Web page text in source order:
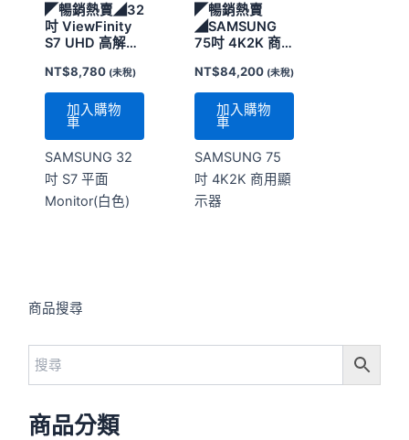
商品搜尋
商品分類
◤暢銷熱賣◢32
吋 ViewFinity
S7 UHD 高解析
S70D
NT$8,780 (未稅)
加入購物
車
SAMSUNG 32
吋 S7 平面
Monitor(白色)
◤暢銷熱賣
◢SAMSUNG
75吋 4K2K 商
NT$84,200 (未稅)
加入購物
車
SAMSUNG 75
吋 4K2K 商用顯
示器